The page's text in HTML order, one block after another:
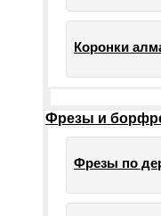
Коронки
Фрезы и
Фрезы по